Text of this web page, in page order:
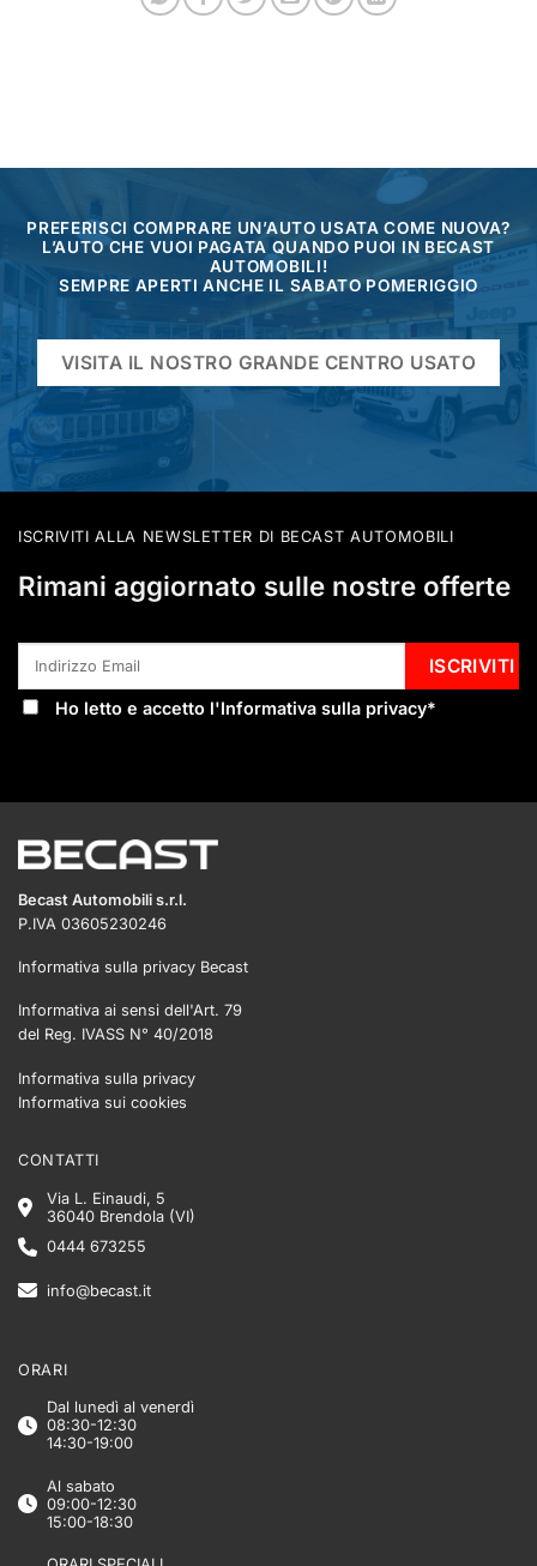
PREFERISCI COMPRARE UN’AUTO USATA COME NUOVA?
L’AUTO CHE VUOI PAGATA QUANDO PUOI IN BECAST
AUTOMOBILI!
SEMPRE APERTI ANCHE IL SABATO POMERIGGIO
VISITA IL NOSTRO GRANDE CENTRO USATO
ISCRIVITI ALLA NEWSLETTER DI BECAST AUTOMOBILI
Rimani aggiornato sulle nostre offerte
Ho letto e accetto l'Informativa sulla privacy*
Becast Automobili s.r.l.
P.IVA 03605230246
Informativa sulla privacy Becast
Informativa ai sensi dell'Art. 79
del Reg. IVASS N° 40/2018
Informativa sulla privacy
Informativa sui cookies
CONTATTI
Via L. Einaudi, 5
36040 Brendola (VI)
0444 673255
info@becast.it
ORARI
Dal lunedì al venerdì
08:30-12:30
14:30-19:00
Al sabato
09:00-12:30
15:00-18:30